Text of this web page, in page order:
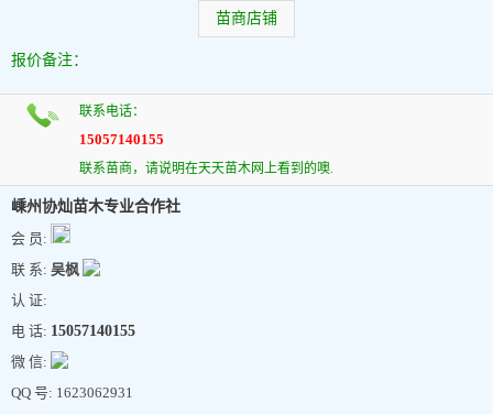
苗商店铺
报价备注：
联系电话：
15057140155
联系苗商，请说明在天天苗木网上看到的噢.
嵊州协灿苗木专业合作社
会 员:
联 系: 吴枫
认 证:
电 话: 15057140155
微 信:
QQ 号: 1623062931